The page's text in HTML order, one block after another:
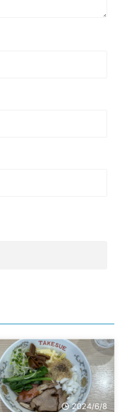
2024/6/8